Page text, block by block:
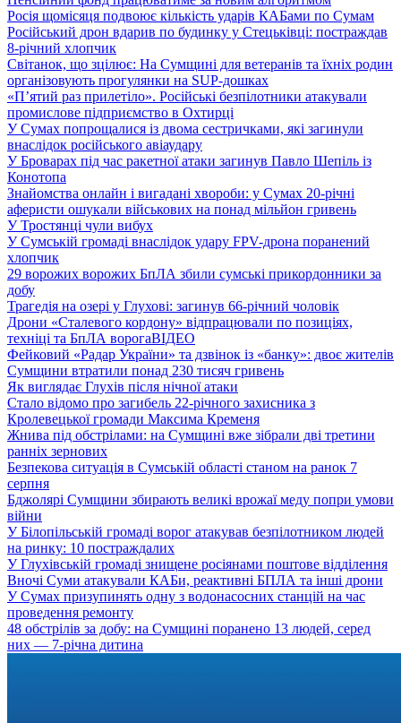
Росія щомісяця подвоює кількість ударів КАБами по Сумам
Російський дрон вдарив по будинку у Стецьківці: постраждав
8-річний хлопчик
Світанок, що зцілює: На Сумщині для ветеранів та їхніх родин
організовують прогулянки на SUP-дошках
«П’ятий раз прилетіло». Російські безпілотники атакували
промислове підприємство в Охтирці
У Сумах попрощалися із двома сестричками, які загинули
внаслідок російського авіаудару
У Броварах під час ракетної атаки загинув Павло Шепіль із
Конотопа
Знайомства онлайн і вигадані хвороби: у Сумах 20-річні
аферисти ошукали військових на понад мільйон гривень
У Тростянці чули вибух
У Сумській громаді внаслідок удару FPV-дрона поранений
хлопчик
29 ворожих ворожих БпЛА збили сумські прикордонники за
добу
Трагедія на озері у Глухові: загинув 66-річний чоловік
Дрони «Сталевого кордону» відпрацювали по позиціях,
техніці та БпЛА ворогаВІДЕО
Фейковий «Радар України» та дзвінок із «банку»: двоє жителів
Сумщини втратили понад 230 тисяч гривень
Як виглядає Глухів після нічної атаки
Стало відомо про загибель 22-річного захисника з
Кролевецької громади Максима Кременя
Жнива під обстрілами: на Сумщині вже зібрали дві третини
ранніх зернових
Безпекова ситуація в Сумській області станом на ранок 7
серпня
Бджолярі Сумщини збирають великі врожаї меду попри умови
війни
У Білопільській громаді ворог атакував безпілотником людей
на ринку: 10 постраждалих
У Глухівській громаді знищене росіянами поштове відділення
Вночі Суми атакували КАБи, реактивні БПЛА та інші дрони
У Сумах призупинять одну з водонасосних станцій на час
проведення ремонту
48 обстрілів за добу: на Сумщині поранено 13 людей, серед
них — 7-річна дитина